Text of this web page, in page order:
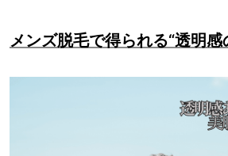
メンズ脱毛で得られる“透明感